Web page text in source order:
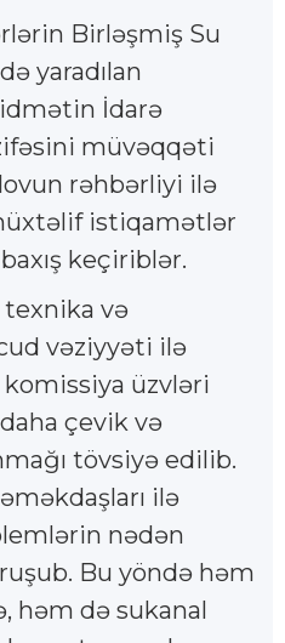
Birləşmiş Su
yaradılan
İdarə
müvəqqəti
rəhbərliyi ilə
istiqamətlər
keçiriblər.
texnika və
vəziyyəti ilə
komissiya üzvləri
çevik və
tövsiyə edilib.
ilə
nədən
Bu yöndə həm
həm də sukanal